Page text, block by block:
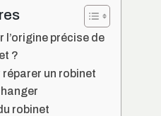
l’origine précise de
?
un robinet
robinet